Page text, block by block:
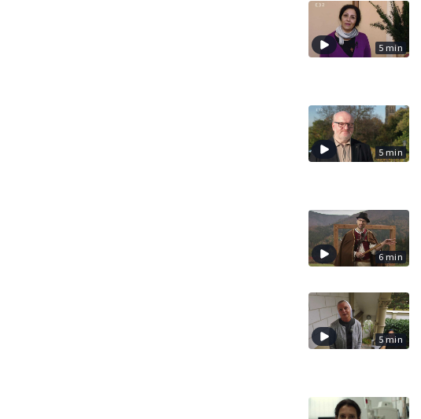
5 min
5 min
6 min
5 min